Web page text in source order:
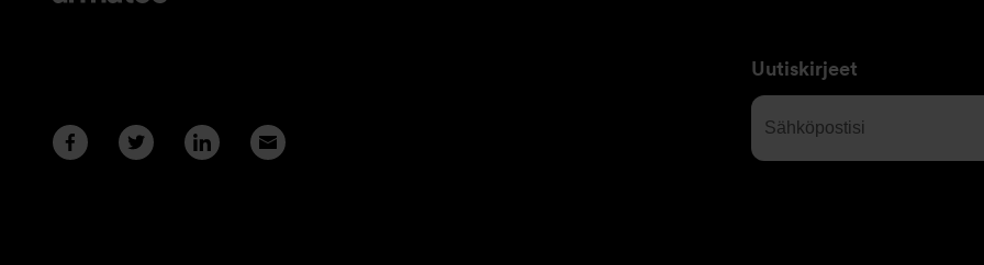
Uutiskirjeet
Sähköpostisi
(Required)